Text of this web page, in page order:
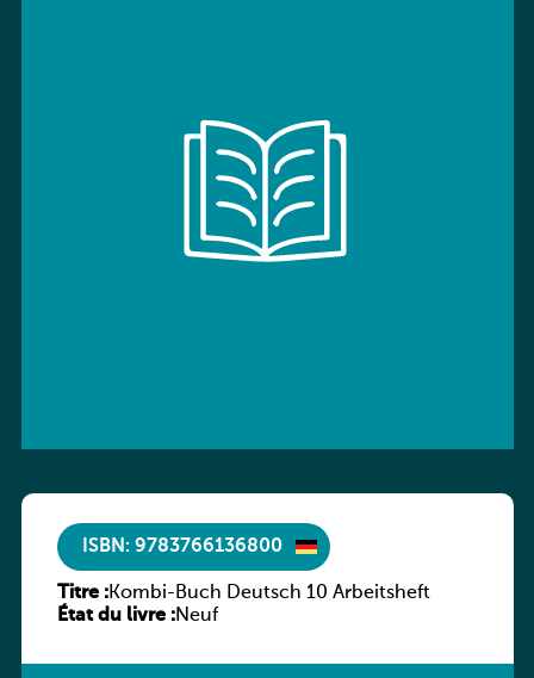
ISBN: 9783766136800
Titre :Kombi-Buch Deutsch 10 Arbeitsheft
État du livre :Neuf